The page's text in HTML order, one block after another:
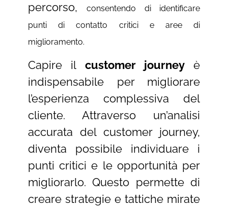
percorso,consentendo di identificare
punti di contatto critici e aree di
miglioramento.
Capire il customer journeyè
indispensabile per migliorare
l’esperienza complessiva del
cliente. Attraverso un’analisi
accurata del customer journey,
diventa possibile individuare i
punti critici e le opportunità per
migliorarlo. Questo permette di
creare strategie e tattiche mirate